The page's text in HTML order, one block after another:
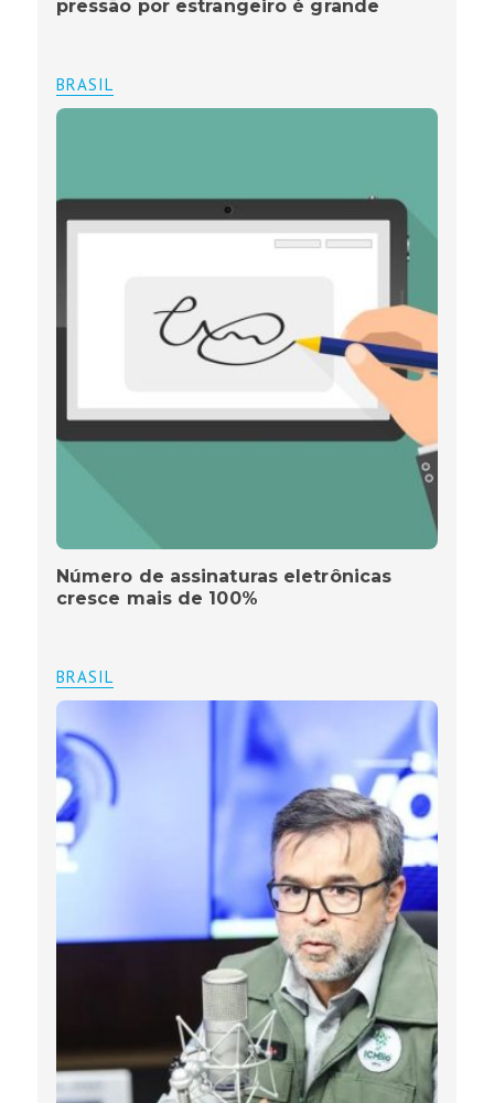
pressão por estrangeiro é grande
BRASIL
Número de assinaturas eletrônicas
cresce mais de 100%
BRASIL